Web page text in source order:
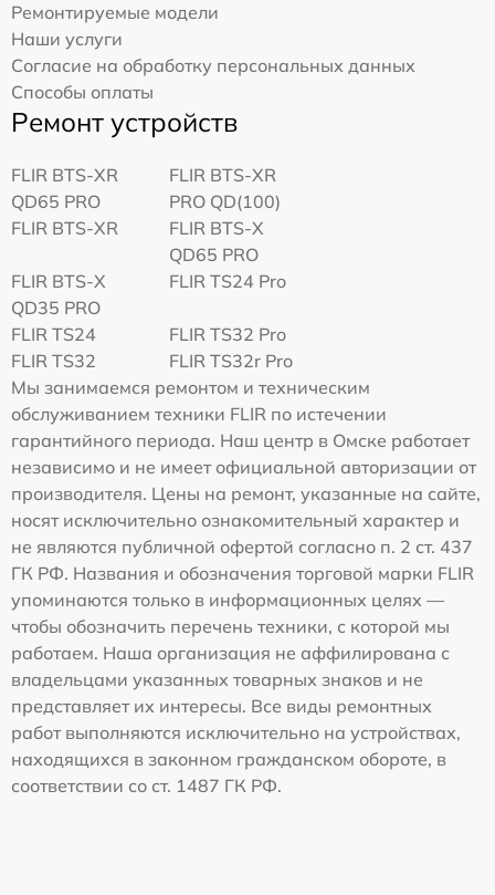
Ремонтируемые модели
Наши услуги
Согласие на обработку персональных данных
Способы оплаты
Ремонт устройств
FLIR BTS-XR
QD65 PRO
FLIR BTS-XR
PRO QD(100)
FLIR BTS-XR
FLIR BTS-X
QD65 PRO
FLIR BTS-X
QD35 PRO
FLIR TS24 Pro
FLIR TS24
FLIR TS32 Pro
FLIR TS32
FLIR TS32r Pro
Мы занимаемся ремонтом и техническим
обслуживанием техники FLIR по истечении
гарантийного периода. Наш центр в Омске работает
независимо и не имеет официальной авторизации от
производителя. Цены на ремонт, указанные на сайте,
носят исключительно ознакомительный характер и
не являются публичной офертой согласно п. 2 ст. 437
ГК РФ. Названия и обозначения торговой марки FLIR
упоминаются только в информационных целях —
чтобы обозначить перечень техники, с которой мы
работаем. Наша организация не аффилирована с
владельцами указанных товарных знаков и не
представляет их интересы. Все виды ремонтных
работ выполняются исключительно на устройствах,
находящихся в законном гражданском обороте, в
соответствии со ст. 1487 ГК РФ.